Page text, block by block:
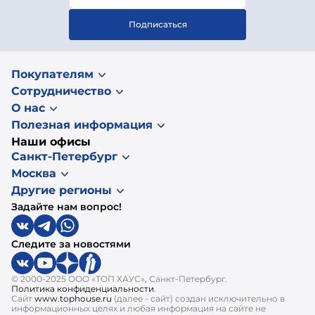
Подписаться
Покупателям
Сотрудничество
О нас
Полезная информация
Наши офисы
Санкт-Петербург
Москва
Другие регионы
Задайте нам вопрос!
Следите за новостями
© 2000-2025 ООО «ТОП ХАУС», Санкт-Петербург.
Политика конфиденциальности
Сайт www.tophouse.ru (далее - сайт) создан исключительно в
информационных целях и любая информация на сайте не